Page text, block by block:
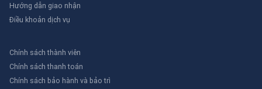
Hướng dẫn giao nhận
Điều khoản dịch vụ
Chính sách thành viên
Chính sách thanh toán
Chính sách bảo hành và bảo trì